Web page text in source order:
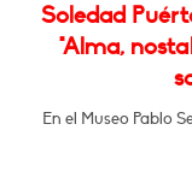
Soledad
"Alma,
En el Museo Pablo